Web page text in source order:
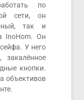
по
сети, он
так и
InoHom. Он
У него
закалённое
кнопки.
объективов